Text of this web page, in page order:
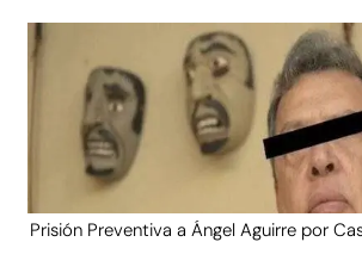
Prisión Preventiva a Ángel Aguirre por